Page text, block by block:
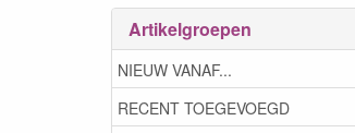
Artikelgroepen
NIEUW VANAF...
RECENT TOEGEVOEGD